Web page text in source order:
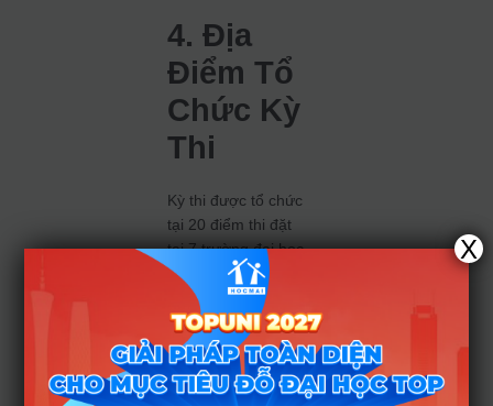
4. Địa
Điểm Tổ
Chức Kỳ
Thi
Kỳ thi được tổ chức
tại 20 điểm thi đặt
tại 7 trường đại học
trên cả nước.
Thông tin chi tiết về
các điểm thi không
được cung cấp
trong bài viết.
X